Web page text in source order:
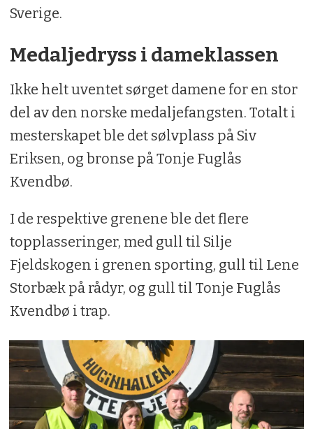
Sverige.
Medaljedryss i dameklassen
Ikke helt uventet sørget damene for en stor
del av den norske medaljefangsten. Totalt i
mesterskapet ble det sølvplass på Siv
Eriksen, og bronse på Tonje Fuglås
Kvendbø.
I de respektive grenene ble det flere
topplasseringer, med gull til Silje
Fjeldskogen i grenen sporting, gull til Lene
Storbæk på rådyr, og gull til Tonje Fuglås
Kvendbø i trap.